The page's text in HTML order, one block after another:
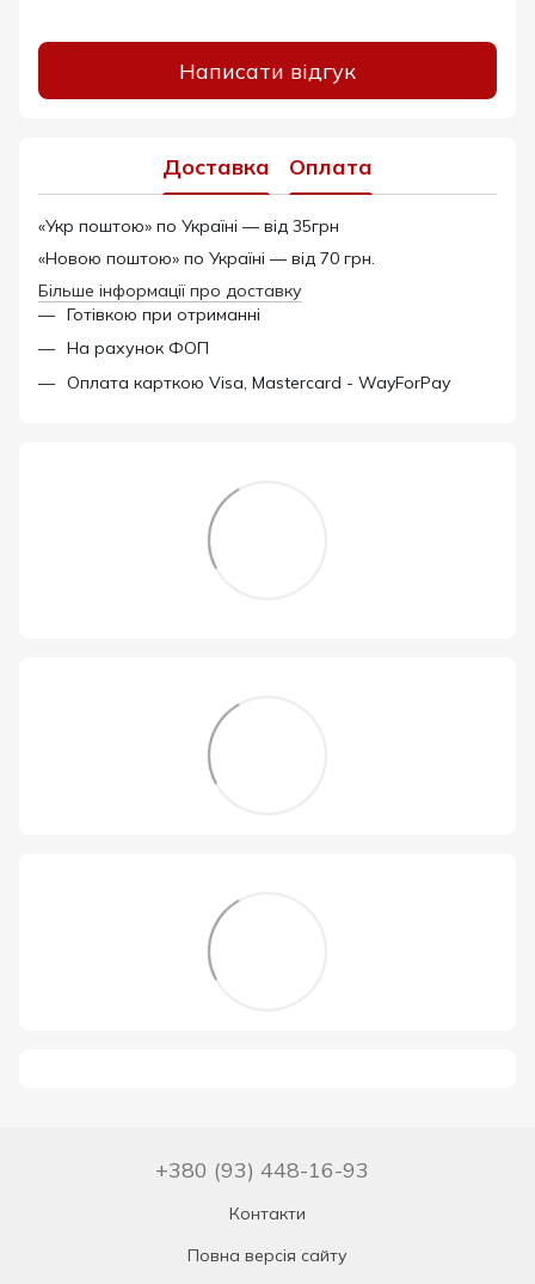
Написати відгук
Доставка Оплата
«Укр поштою» по Україні — від 35грн
«Новою поштою» по Україні — від 70 грн.
Більше інформації про доставку
Готівкою при отриманні
На рахунок ФОП
Оплата карткою Visa, Mastercard - WayForPay
+380 (93) 448-16-93
Контакти
Повна версія сайту